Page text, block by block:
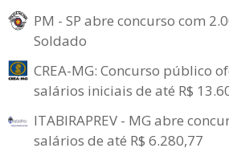
PM - SP abre concurso com
Soldado
CREA-MG: Concurso público
salários iniciais de até R$
ITABIRAPREV - MG abre
salários de até R$ 6.280,77